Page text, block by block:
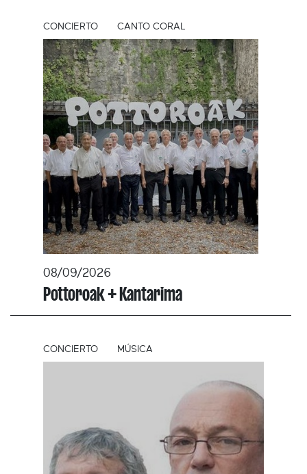
CONCIERTO CANTO CORAL
08/09/2026
Pottoroak + Kantarima
CONCIERTO MÚSICA